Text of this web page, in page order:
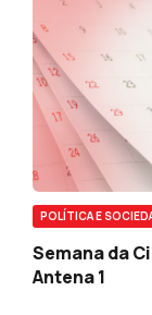
POLÍTICA E
Semana da
Antena 1